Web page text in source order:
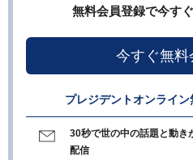
無料会員登録で今す
今すぐ無料
プレジデントオンライ
30秒で世の中の話題と動き
配信